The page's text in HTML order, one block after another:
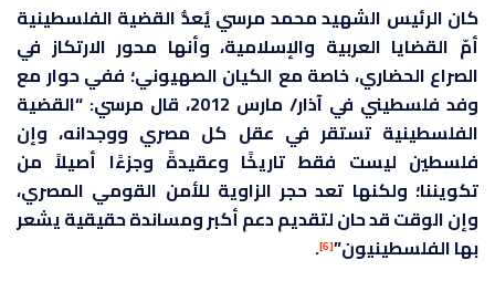
كان الرئيس الشهيد محمد مرسي يُعدُّ القضية الفلسطينية
أمّ القضايا العربية والإسلامية، وأنها محور الارتكاز في
الصراع الحضاري، خاصة مع الكيان الصهيوني؛ ففي حوار مع
وفد فلسطيني في آذار/ مارس 2012، قال مرسي: “القضية
الفلسطينية تستقر في عقل كل مصري ووجدانه، وإن
فلسطين ليست فقط تاريخًا وعقيدةً وجزءًا أصيلاً من
تكويننا؛ ولكنها تعد حجر الزاوية للأمن القومي المصري،
وإن الوقت قد حان لتقديم دعم أكبر ومساندة حقيقية يشعر
بها الفلسطينيون”[6]
.